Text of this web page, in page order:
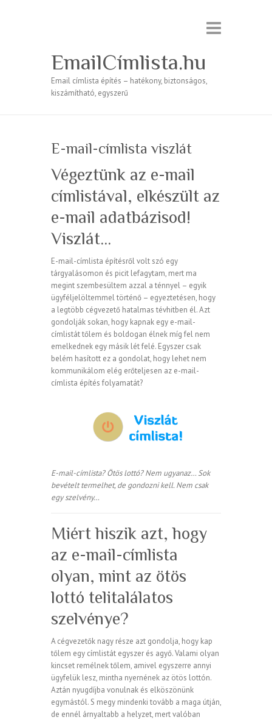
EmailCímlista.hu
Email címlista építés – hatékony, biztonságos,
kiszámítható, egyszerű
E-mail-címlista viszlát
Végeztünk az e-mail
címlistával, elkészült az
e-mail adatbázisod!
Viszlát…
E-mail-címlista építésről volt szó egy
tárgyalásomon és picit lefagytam, mert ma
megint szembesültem azzal a ténnyel – egyik
ügyféljelöltemmel történő – egyeztetésen, hogy
a legtöbb cégvezető hatalmas tévhitben él. Azt
gondolják sokan, hogy kapnak egy e-mail-
címlistát tőlem és boldogan élnek míg fel nem
emelkednek egy másik lét felé. Egyszer csak
belém hasított ez a gondolat, hogy lehet nem
kommunikálom elég erőteljesen az e-mail-
címlista építés folyamatát?
E-mail-címlista? Ötös lottó? Nem ugyanaz… Sok
bevételt termelhet, de gondozni kell. Nem csak
egy szelvény…
Miért hiszik azt, hogy
az e-mail-címlista
olyan, mint az ötös
lottó telitalálatos
szelvénye?
A cégvezetők nagy része azt gondolja, hogy kap
tőlem egy címlistát egyszer és agyő. Valami olyan
kincset remélnek tőlem, amivel egyszerre annyi
ügyfelük lesz, mintha nyernének az ötös lottón.
Aztán nyugdíjba vonulnak és elköszönünk
egymástól. S megy mindenki tovább a maga útján,
de ennél árnyaltabb a helyzet, mert valóban